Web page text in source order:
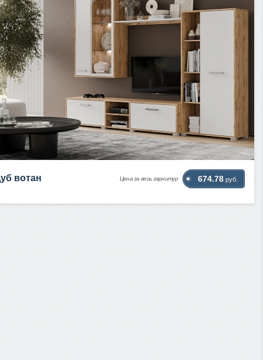
вотан Цена за весь гарнитур 674.78 руб.